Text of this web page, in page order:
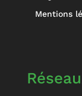
Mentions